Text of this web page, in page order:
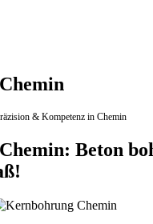
& Kompetenz in Chemin
Beton